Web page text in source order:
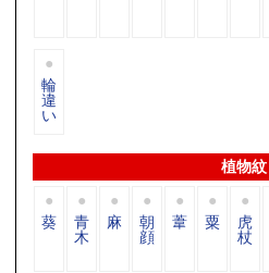
輪
違
い
植物紋
葵 青
木
麻 朝
顔
葦 粟 虎
杖